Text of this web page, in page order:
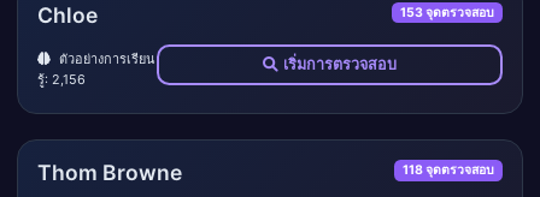
Chloe 153 จุดตรวจสอบ
ตัวอย่างการเรียน
รู้: 2,156
เริ่มการตรวจสอบ
Thom Browne 118 จุดตรวจสอบ